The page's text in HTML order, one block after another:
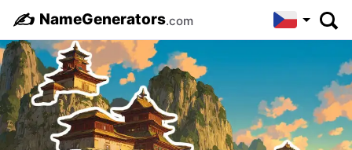
✍️ NameGenerators.com